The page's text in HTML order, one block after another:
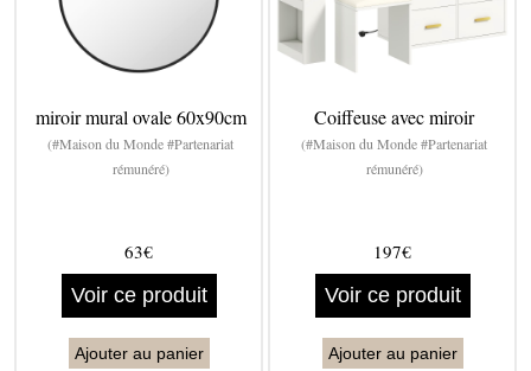
miroir mural ovale 60x90cm
(#Maison du Monde #Partenariat
rémunéré)
63€
Voir ce produit
Ajouter au panier
Coiffeuse avec miroir
(#Maison du Monde #Partenariat
rémunéré)
197€
Voir ce produit
Ajouter au panier